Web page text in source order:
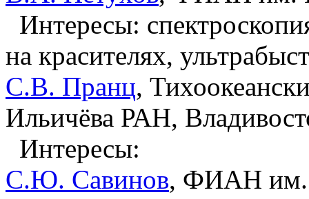
Интересы:
на красителях,
С.В. Пранц,
Ильичёва РАН,
Интересы:
С.Ю. Савинов, ФИАН им.